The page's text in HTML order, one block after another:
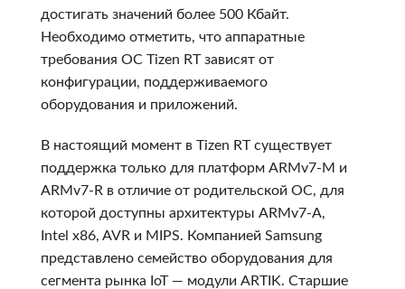
достигать значений более 500 Кбайт.
Необходимо отметить, что аппаратные
требования ОС Tizen RT зависят от
конфигурации, поддерживаемого
оборудования и приложений.
В настоящий момент в Tizen RT существует
поддержка только для платформ ARMv7-M и
ARMv7-R в отличие от родительской ОС, для
которой доступны архитектуры ARMv7-A,
Intel x86, AVR и MIPS. Компанией Samsung
представлено семейство оборудования для
сегмента рынка IoT — модули ARTIK. Старшие